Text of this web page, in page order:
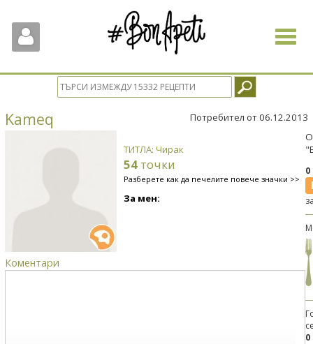
Toggle
Kameq Потребител от 06.12.2013
ТИТЛА: Чирак
54 точки
Разберете как да печелите повече значки >>
За мен:
Коментари
0